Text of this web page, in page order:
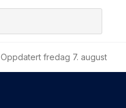
Oppdatert fredag 7. august